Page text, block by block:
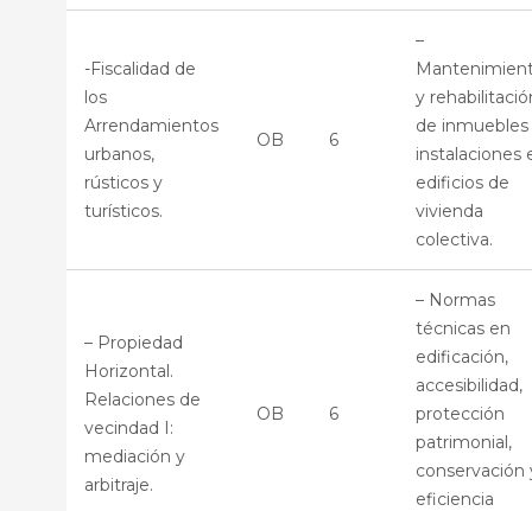
cuestiones
del
de fincas a
CCPP:
Regulación
profesional y
colegiación.
-Fiscalidad de
los
Arrendamientos
urbanos,
rústicos y
turísticos.
OB 6
–
y
de inmuebles
instalaciones
edificios de
vivienda
colectiva.
– Propiedad
Horizontal.
Relaciones de
vecindad I:
mediación y
arbitraje.
OB 6
– Normas
técnicas en
edificación,
accesibilidad,
protección
patrimonial,
conservación
eficiencia